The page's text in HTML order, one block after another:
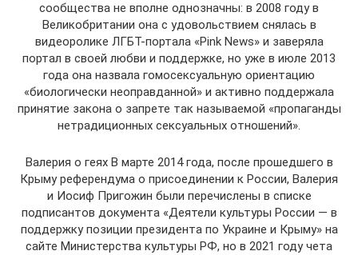
сообщества не вполне однозначны: в 2008 году в
Великобритании она с удовольствием снялась в
видеоролике ЛГБТ-портала «Pink News» и заверяла
портал в своей любви и поддержке, но уже в июле 2013
года она назвала гомосексуальную ориентацию
«биологически неоправданной» и активно поддержала
принятие закона о запрете так называемой «пропаганды
нетрадиционных сексуальных отношений».
Валерия о геях В марте 2014 года, после прошедшего в
Крыму референдума о присоединении к России, Валерия
и Иосиф Пригожин были перечислены в списке
подписантов документа «Деятели культуры России — в
поддержку позиции президента по Украине и Крыму» на
сайте Министерства культуры РФ, но в 2021 году чета